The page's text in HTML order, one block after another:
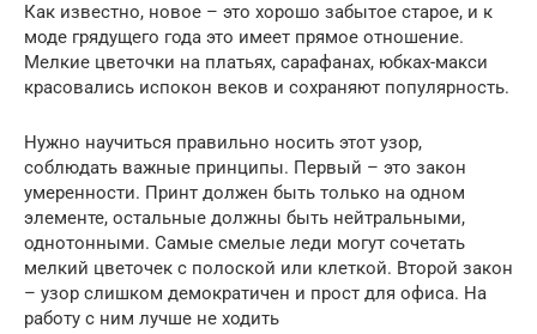
Как известно, новое – это хорошо забытое старое, и к
моде грядущего года это имеет прямое отношение.
Мелкие цветочки на платьях, сарафанах, юбках-макси
красовались испокон веков и сохраняют популярность.
Нужно научиться правильно носить этот узор,
соблюдать важные принципы. Первый – это закон
умеренности. Принт должен быть только на одном
элементе, остальные должны быть нейтральными,
однотонными. Самые смелые леди могут сочетать
мелкий цветочек с полоской или клеткой. Второй закон
– узор слишком демократичен и прост для офиса. На
работу с ним лучше не ходить